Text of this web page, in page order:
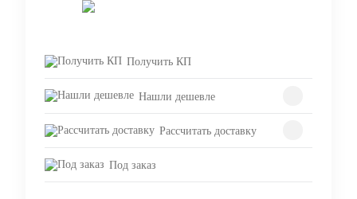
Получить КП
Нашли дешевле
Рассчитать доставку
Под заказ